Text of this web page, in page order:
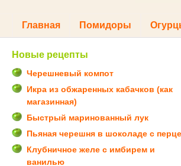
Главная Помидоры
Новые рецепты
Черешневый компот
Икра из обжаренных кабачков (как
магазинная)
Быстрый маринованный лук
Пьяная черешня в шоколаде с
Клубничное желе с имбирем и
ванилью